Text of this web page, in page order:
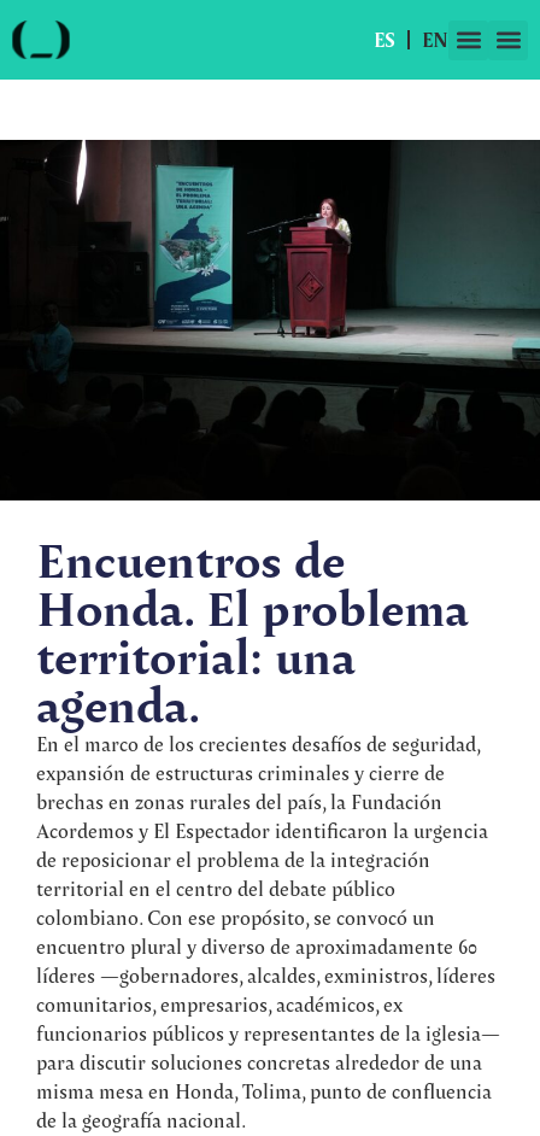
ES EN
Encuentros de
Honda. El problema
territorial: una
agenda.
En el marco de los crecientes desafíos de seguridad,
expansión de estructuras criminales y cierre de
brechas en zonas rurales del país, la Fundación
Acordemos y El Espectador identificaron la urgencia
de reposicionar el problema de la integración
territorial en el centro del debate público
colombiano. Con ese propósito, se convocó un
encuentro plural y diverso de aproximadamente 60
líderes —gobernadores, alcaldes, exministros, líderes
comunitarios, empresarios, académicos, ex
funcionarios públicos y representantes de la iglesia—
para discutir soluciones concretas alrededor de una
misma mesa en Honda, Tolima, punto de confluencia
de la geografía nacional.